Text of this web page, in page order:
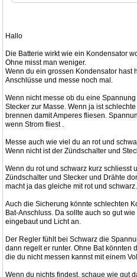
Hallo
Die Batterie wirkt wie ein Kondensator
Ohne misst man weniger.
Wenn du ein grossen Kondensator hast
Anschlüsse und messe noch mal.
Wenn nicht messe ob du eine
Stecker zur Masse. Wenn ja ist
brennen damit Amperes fliesen.
wenn Strom fliest .
Messe auch wie viel du an rot und
Wenn nicht ist der Zündschalter und
Wenn du rot und schwarz kurz schliesst
Zündschalter und Stecker und Drähte
macht ja das gleiche mit rot und schwarz.
Auch die Sicherung könnte schlechten
Bat-Anschluss. Da sollte auch so gut
eingebaut und Licht an.
Der Regler fühlt bei Schwarz die
dann regelt er runter. Ohne Bat könnten
die du nicht messen kannst mit einem
Wenn du nichts findest. schaue wie gut